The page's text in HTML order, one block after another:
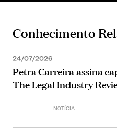
Conhecimento
24/07/2026
Petra Carreira assina
The Legal Industry
NOTÍCIA